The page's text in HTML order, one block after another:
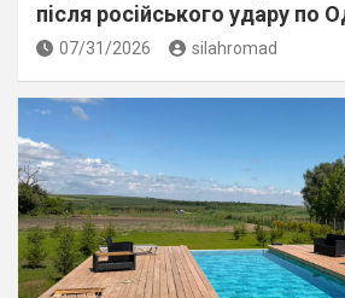
пiсля росiйського удару по
07/31/2026 silahromad